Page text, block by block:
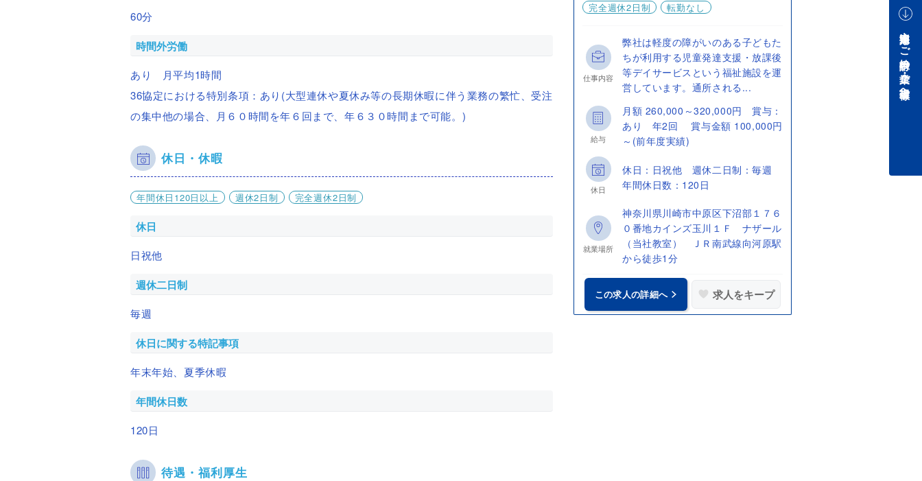
60分
時間外労働
あり 月平均1時間
36協定における特別条項：あり(大型連休や夏休み等の長期休暇に伴う業務の繁忙、受注
の集中他の場合、月６０時間を年６回まで、年６３０時間まで可能。)
休日・休暇
年間休日120日以上 週休2日制 完全週休2日制
休日
日祝他
週休二日制
毎週
休日に関する特記事項
年末年始、夏季休暇
年間休日数
120日
待遇・福利厚生
完全週休2日制
転勤なし
仕事内容
弊社は軽度の障がいのある子どもた
ちが利用する児童発達支援・放課後
等デイサービスという福祉施設を運
営しています。通所される...
給与
月額 260,000～320,000円 賞与：
あり 年2回 賞与金額 100,000円
～(前年度実績)
休日
休日：日祝他 週休二日制：毎週
年間休日数：120日
就業場所
神奈川県川崎市中原区下沼部１７６
０番地カインズ玉川１Ｆ ナザール
（当社教室） ＪＲ南武線向河原駅
から徒歩1分
この求人の詳細へ 求人をキープ
中途採用をご検討中の企業・ご担当者様へ